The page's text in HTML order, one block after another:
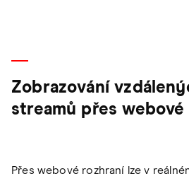
Zobrazování
streamů přes webové
Přes webové rozhraní lze v